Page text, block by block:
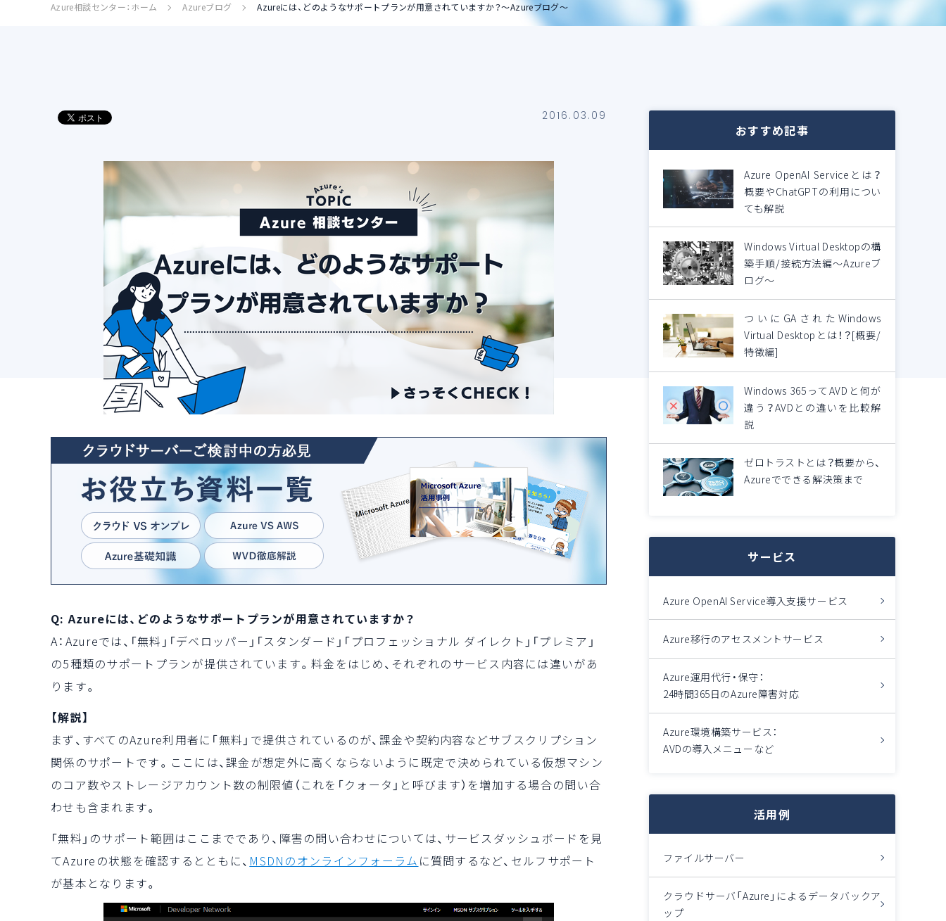
Azure相談センター：ホーム Azureブログ Azureには、どのようなサポートプランが用意されていますか？～Azureブログ～
2016.03.09
Q: Azureには、どのようなサポートプランが用意されていますか？
A：Azureでは、「無料」「デベロッパー」「スタンダード」「プロフェッショナル ダイレクト」「プレミア」
の5種類のサポートプランが提供されています。料金をはじめ、それぞれのサービス内容には違いがあ
ります。
【解説】
まず、すべてのAzure利用者に「無料」で提供されているのが、課金や契約内容などサブスクリプション
関係のサポートです。ここには、課金が想定外に高くならないように既定で決められている仮想マシン
のコア数やストレージアカウント数の制限値（これを「クォータ」と呼びます）を増加する場合の問い合
わせも含まれます。
「無料」のサポート範囲はここまでであり、障害の問い合わせについては、サービスダッシュボードを見
てAzureの状態を確認するとともに、 MSDNのオンラインフォーラム に質問するなど、セルフサポート
が基本となります。
おすすめ記事
Azure OpenAI Serviceとは？
概要やChatGPTの利用につい
ても解説
Windows Virtual Desktopの構
築手順/接続方法編～Azureブ
ログ～
ついにGAされたWindows
Virtual Desktopとは！？[概要/
特徴編]
Windows 365ってAVDと何が
違う？AVDとの違いを比較解
説
ゼロトラストとは？概要から、
Azureでできる解決策まで
サービス
Azure OpenAI Service導入支援サービス
Azure移行のアセスメントサービス
Azure運用代行・保守：
24時間365日のAzure障害対応
Azure環境構築サービス：
AVDの導入メニューなど
活用例
ファイルサーバー
クラウドサーバ「Azure」によるデータバックア
ップ